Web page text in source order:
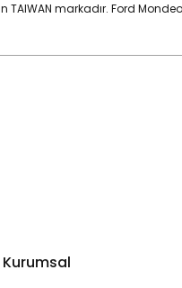
TAIWAN markadır. Ford
Kurumsal